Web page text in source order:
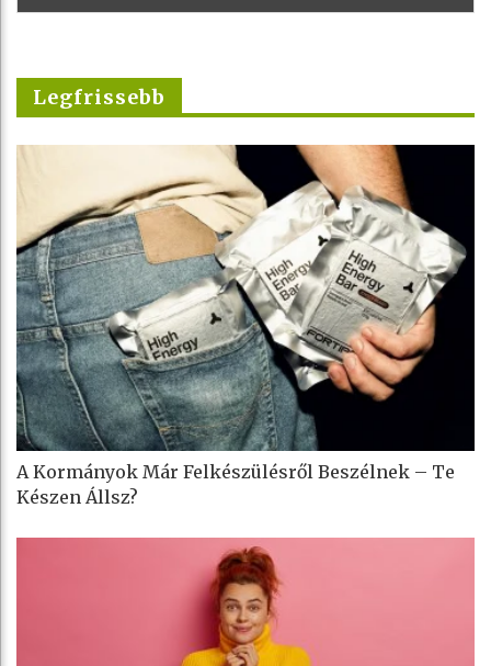
Legfrissebb
A Kormányok Már Felkészülésről Beszélnek – Te
Készen Állsz?